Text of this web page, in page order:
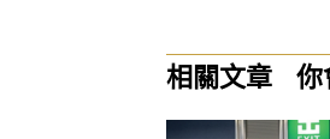
相關文章 你